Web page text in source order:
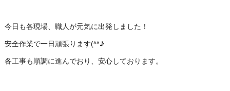
今日も各現場、職人が元気に出発しました！
安全作業で一日頑張ります(^^♪
各工事も順調に進んでおり、安心しております。